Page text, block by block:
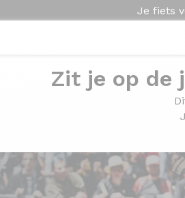
Je fiets
Zit je op de